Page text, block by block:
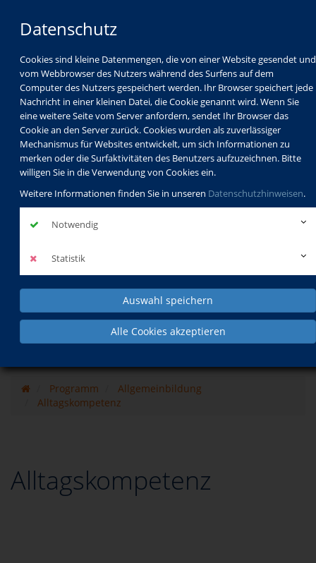
Datenschutz
Cookies sind kleine Datenmengen, die von einer Website gesendet und
vom Webbrowser des Nutzers während des Surfens auf dem
Computer des Nutzers gespeichert werden. Ihr Browser speichert jede
Nachricht in einer kleinen Datei, die Cookie genannt wird. Wenn Sie
eine weitere Seite vom Server anfordern, sendet Ihr Browser das
Cookie an den Server zurück. Cookies wurden als zuverlässiger
Mechanismus für Websites entwickelt, um sich Informationen zu
merken oder die Surfaktivitäten des Benutzers aufzuzeichnen. Bitte
willigen Sie in die Verwendung von Cookies ein.
Weitere Informationen finden Sie in unseren Datenschutzhinweisen.
Notwendig
Statistik
Auswahl speichern
Alle Cookies akzeptieren
Programm
Schulabschlüsse
Schulkindbetreuung
Service
Programm
Allgemeinbildung
Alltagskompetenz
Alltagskompetenz